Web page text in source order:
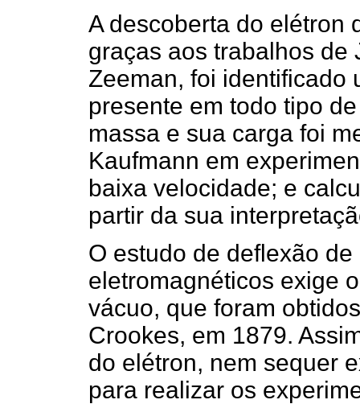
A descoberta do elétron
graças aos trabalhos de
Zeeman, foi identificado
presente em todo tipo
massa e sua carga foi
Kaufmann em
baixa velocidade; e
partir da sua
O estudo de deflexão
eletromagnéticos exige
vácuo, que foram
Crookes, em 1879.
do elétron, nem sequer
para realizar os